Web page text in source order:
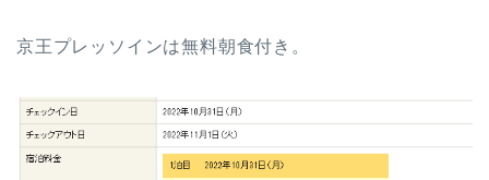
京王プレッソインは無料朝食付き。